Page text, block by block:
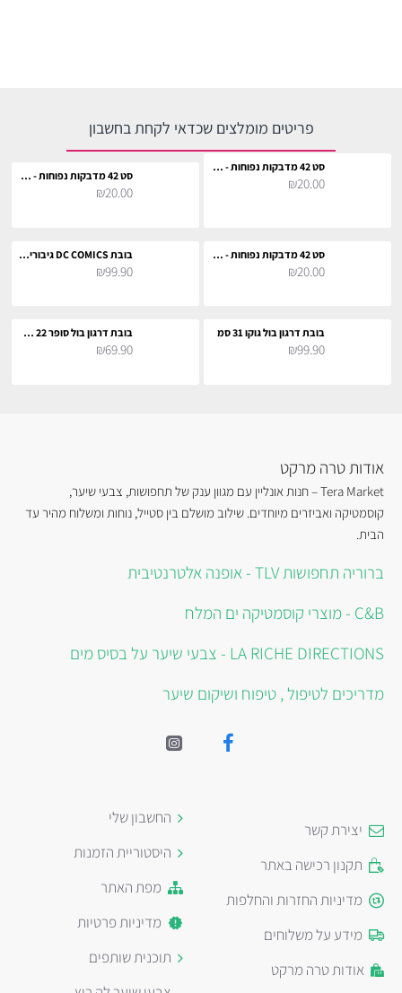
פריטים מומלצים שכדאי לקחת בחשבון
סט 42 מדבקות נפוחות - הוגוורטס
₪20.00 סט 42 מדבקות נפוחות - הוני דיוקס
₪20.00
סט 42 מדבקות נפוחות - מג׳יקל מוטורס
₪20.00
בובת DC COMICS גיבורי על 27 ס"מ
₪99.90
בובת דרגון בול גוקו 31 סמ
₪99.90
בובת דרגון בול סופר 22 סמ - בו
₪69.90
אודות טרה מרקט
Tera Market – חנות אונליין עם מגוון ענק של תחפושות, צבעי שיער,
קוסמטיקה ואביזרים מיוחדים. שילוב מושלם בין סטייל, נוחות ומשלוח מהיר עד
הבית.
ברוריה תחפושות TLV - אופנה אלטרנטיבית
C&B - מוצרי קוסמטיקה ים המלח
LA RICHE DIRECTIONS - צבעי שיער על בסיס מים
מדריכים לטיפול , טיפוח ושיקום שיער
יצירת קשר
תקנון רכישה באתר
מדיניות החזרות והחלפות
מידע על משלוחים
אודות טרה מרקט
החשבון שלי
היסטוריית הזמנות
מפת האתר
מדיניות פרטיות
תוכנית שותפים